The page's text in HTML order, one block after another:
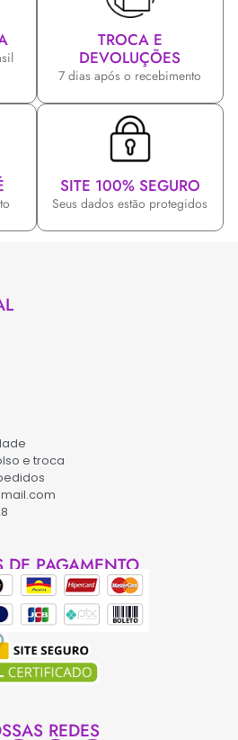
TROCA E
DEVOLUÇÕES
7 dias após o recebimento
SITE 100% SEGURO
Seus dados estão protegidos
e troca
DE PAGAMENTO
REDES